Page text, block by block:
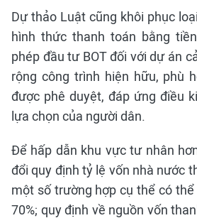
Dự thảo Luật cũng khôi phục
hình thức thanh toán bằng
phép đầu tư BOT đối với dự án
rộng công trình hiện hữu, phù
được phê duyệt, đáp ứng điều
lựa chọn của người dân.
Để hấp dẫn khu vực tư nhân
đổi quy định tỷ lệ vốn nhà nước
một số trường hợp cụ thể có
70%; quy định về nguồn vốn